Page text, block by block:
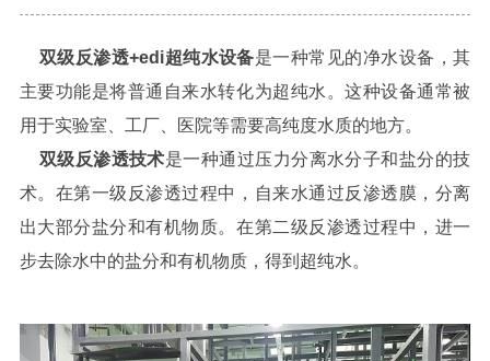
双级反渗透+edi超纯水设备是一种常见的净水设备，其
主要功能是将普通自来水转化为超纯水。这种设备通常被
用于实验室、工厂、医院等需要高纯度水质的地方。
双级反渗透技术是一种通过压力分离水分子和盐分的技
术。在第一级反渗透过程中，自来水通过反渗透膜，分离
出大部分盐分和有机物质。在第二级反渗透过程中，进一
步去除水中的盐分和有机物质，得到超纯水。